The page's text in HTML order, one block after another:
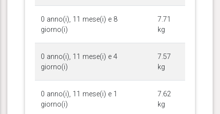
0 anno(i), 11 mese(i) e 8
giorno(i)
7.71
kg
0 anno(i), 11 mese(i) e 4
giorno(i)
7.57
kg
0 anno(i), 11 mese(i) e 1
giorno(i)
7.62
kg